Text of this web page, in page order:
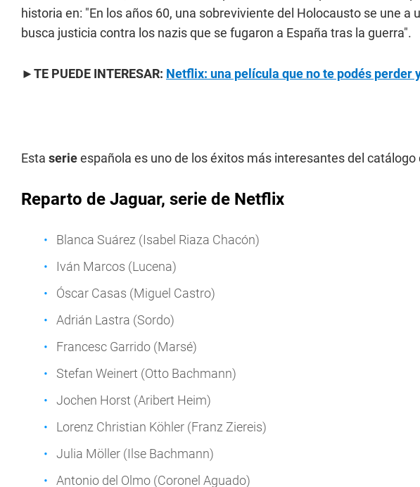
historia en: "En los años 60, una sobreviviente del Holocausto se une a
busca justicia contra los nazis que se fugaron a España tras la guerra".
►TE PUEDE INTERESAR: Netflix: una película que no te podés perder
Esta serieespañola es uno de los éxitos más interesantes del catálogo
Reparto de Jaguar, serie de Netflix
Blanca Suárez (Isabel Riaza Chacón)
Iván Marcos (Lucena)
Óscar Casas (Miguel Castro)
Adrián Lastra (Sordo)
Francesc Garrido (Marsé)
Stefan Weinert (Otto Bachmann)
Jochen Horst (Aribert Heim)
Lorenz Christian Köhler (Franz Ziereis)
Julia Möller (Ilse Bachmann)
Antonio del Olmo (Coronel Aguado)